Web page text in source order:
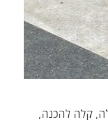
קלה להכנה,